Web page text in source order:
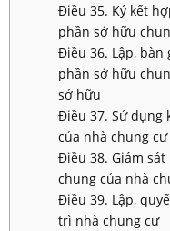
Điều 35. Ký kết
phần sở hữu
Điều 36. Lập,
phần sở hữu
sở hữu
Điều 37. Sử dụng
của nhà chung
Điều 38. Giám
chung của nhà
Điều 39. Lập,
trì nhà chung cư